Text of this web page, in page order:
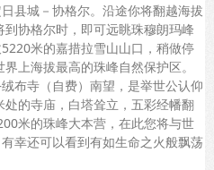
县城－协格尔。沿途你将翻越海拔
协格尔时，即可远眺珠穆朗玛峰
米的嘉措拉雪山山口，稍做停
上海拔最高的珠峰自然保护区。
布寺（自费）南望，是举世公认仰
的寺庙，白塔耸立，五彩经幡翻
米的珠峰大本营，在此您将与世
幸还可以看到有如生命之火般飘荡